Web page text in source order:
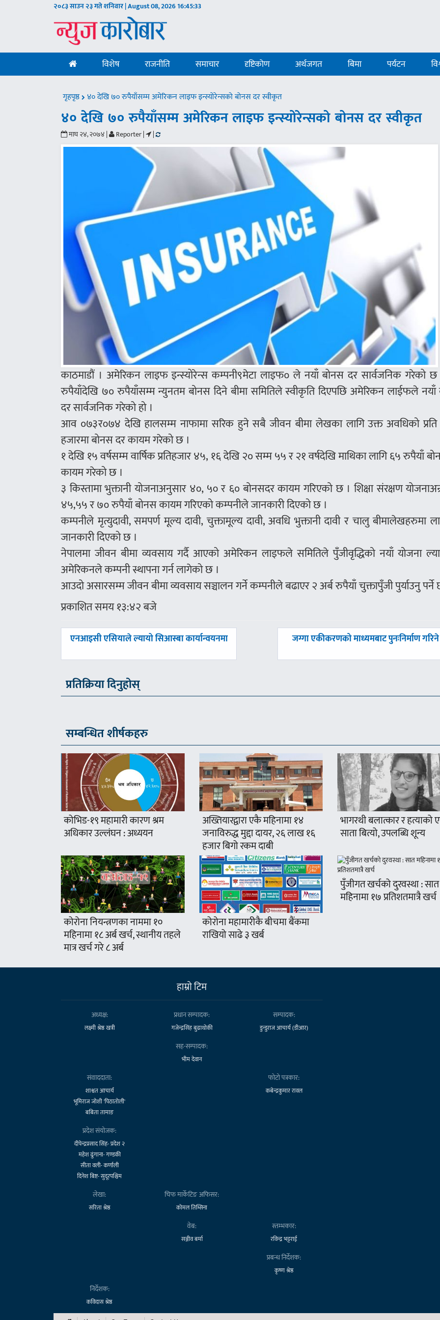
२०८३ साउन २३ गते शनिवार | August 08, 202616:45:34
विशेष राजनीति समाचार दृष्टिकोण अर्थजगत बिमा पर्यटन
गृहपृष्ठ ४० देखि ७० रुपैयाँसम्म अमेरिकन लाइफ इन्स्योरेन्सको बोनस दर स्वीकृत
४० देखि ७० रुपैयाँसम्म अमेरिकन लाइफ इन्स्योरेन्सको बोनस दर स्वीकृत
माघ २४, २०७४ | Reporter | |
काठमाडौं । अमेरिकन लाइफ इन्स्योरेन्स कम्पनी९मेटा लाइफ० ले नयाँ बोनस दर सार्वजनिक गरेको
रुपैयाँदेखि ७० रुपैयाँसम्म न्युनतम बोनस दिने बीमा समितिले स्वीकृति दिएपछि अमेरिकन लाईफले
दर सार्वजनिक गरेको हो ।
आव ०७३र०७४ देखि हालसम्म नाफामा सरिक हुने सबै जीवन बीमा लेखका लागि उक्त अवधिको प्रति
हजारमा बोनस दर कायम गरेको छ ।
१ देखि १५ वर्षसम्म वार्षिक प्रतिहजार ४५, १६ देखि २० सम्म ५५ र २१ वर्षदेखि माथिका लागि ६५ रुपैयाँ
कायम गरेको छ ।
३ किस्तामा भुक्तानी योजनाअनुसार ४०, ५० र ६० बोनसदर कायम गरिएको छ । शिक्षा संरक्षण
४५,५५ र ७० रुपैयाँ बोनस कायम गरिएको कम्पनीले जानकारी दिएको छ ।
कम्पनीले मृत्युदावी, समपर्ण मूल्य दावी, चुक्तामूल्य दावी, अवधि भुक्तानी दावी र चालु बीमालेखहरुमा
जानकारी दिएको छ ।
नेपालमा जीवन बीमा व्यवसाय गर्दै आएको अमेरिकन लाइफले समितिले पुँजीवृद्धिको नयाँ योजना
अमेरिकनले कम्पनी स्थापना गर्न लागेको छ ।
आउदो असारसम्म जीवन बीमा व्यवसाय सञ्चालन गर्ने कम्पनीले बढाएर २ अर्ब रुपैयाँ चुक्तापुँजी पुर्याउनु पर्ने
प्रकाशित समय १३:४२ बजे
पछिल्लाे
एनआइसी एसियाले ल्यायो सिआस्बा कार्यान्वयनमा
अघिल्लाे
जग्गा एकीकरणको माध्यमबाट पुनःनिर्माण गरिने
प्रतिक्रिया दिनुहोस्
सम्बन्धित शीर्षकहरु
कोभिड-१९ महामारी कारण श्रम
अधिकार उल्लंघन : अध्ययन
अख्तियारद्वारा एकै महिनामा १४
जनाविरुद्ध मुद्दा दायर, २६ लाख १६
हजार बिगो रकम दाबी
भागरथी बलात्कार र हत्याको
साता बित्यो, उपलब्धि शून्य
कोरोना नियन्त्रणका नाममा १०
महिनामा १८ अर्ब खर्च, स्थानीय तहले
मात्र खर्च गरे ८ अर्ब
कोरोना महामारीकै बीचमा बैंकमा
राखियो साढे ३ खर्ब
पुँजीगत खर्चको दुरवस्था : सात
महिनामा १७ प्रतिशतमात्रै खर्च
हाम्राे टिम
अध्यक्ष:
लक्ष्मी श्रेष्ठ खत्री
प्रधान सम्पादक:
गजेन्द्रसिंह बुढाथोकी
सम्पादक:
डुन्डुराज आचार्य (डीआर)
सह-सम्पादक:
भीम देवान
संवाददाता:
शाश्वत आचार्य
भूमिराज जोशी 'पिठातोली'
बबिता तामाङ
फोटो पत्रकार:
कबेन्द्रकुमार रावल
प्रदेश संयोजक:
दीपेन्द्रप्रसाद सिंह- प्रदेश २
महेश ढुंगाना- गण्डकी
सीता वली- कर्णाली
दिनेश बिष्ट- सुदूरपश्चिम
लेखा:
सरिता श्रेष्ठ
चिफ मार्केटिङ अफिसर:
कोमल तिम्सिना
वेब:
सञ्जीव बर्मा
स्तम्भकार:
रविन्द्र भट्टराई
प्रबन्ध निर्देशक:
कृष्ण श्रेष्ठ
निर्देशक:
कविदास श्रेष्ठ